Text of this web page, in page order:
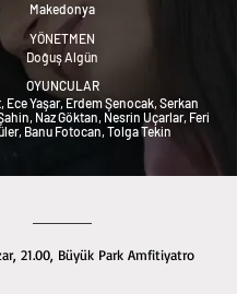
Makedonya
YÖNETMEN
Doğuş Algün
OYUNCULAR
Ece Yaşar, Erdem Şenocak, Serkan
Naz Göktan, Nesrin Uçarlar, Feri
Banu Fotocan, Tolga Tekin
21.00, Büyük Park Amfitiyatro